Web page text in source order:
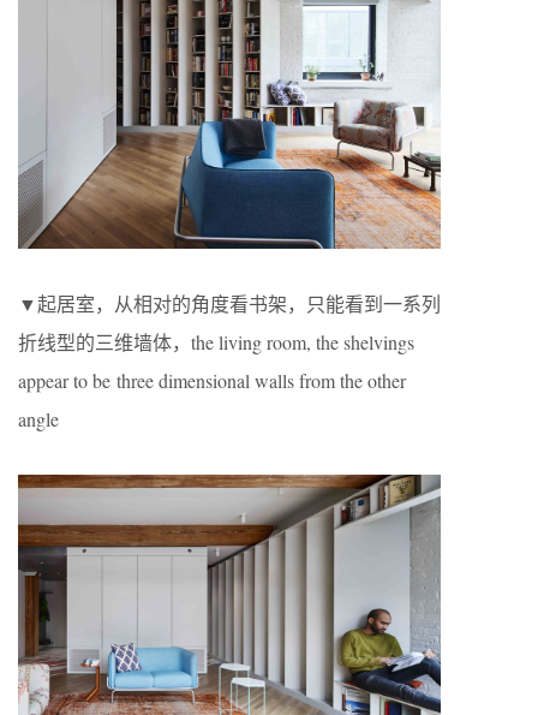
▼起居室，从相对的角度看书架，只能看到一系列
折线型的三维墙体，the living room, the shelvings
appear to be three dimensional walls from the other
angle